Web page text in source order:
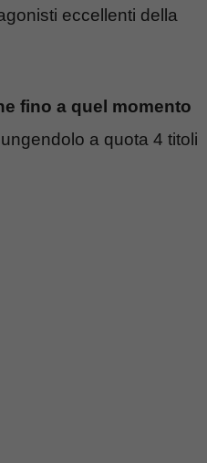
eccellenti della
fino a quel momento
a quota 4 titoli